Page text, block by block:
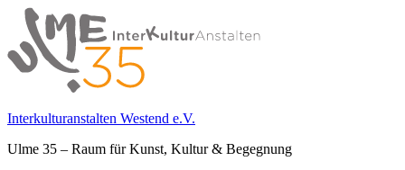
Springe
zum
Inhalt
Interkulturanstalten Westend e.V.
Ulme 35 – Raum für Kunst, Kultur & Begegnung